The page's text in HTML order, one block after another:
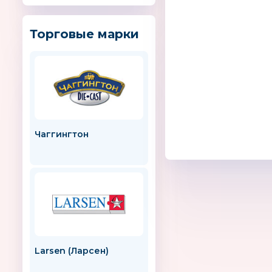
Торговые марки
Чаггингтон
Larsen (Ларсен)